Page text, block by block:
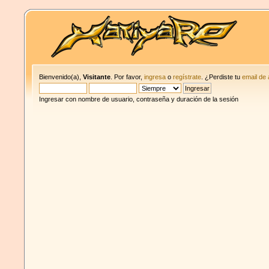
Bienvenido(a),Visitante . Por favor,ingresa oregístrate . ¿Perdiste tuemail de
Ingresar con nombre de usuario, contraseña y duración de la sesión